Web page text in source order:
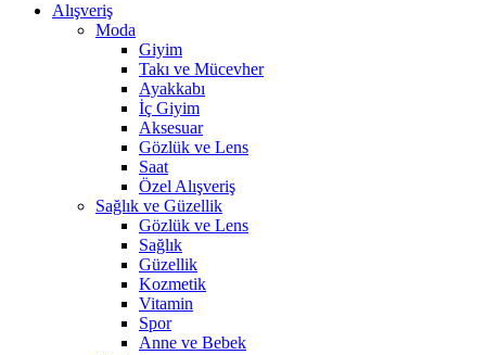
Alışveriş
Moda
Giyim
Takı ve Mücevher
Ayakkabı
İç Giyim
Aksesuar
Gözlük ve Lens
Saat
Özel Alışveriş
Sağlık ve Güzellik
Gözlük ve Lens
Sağlık
Güzellik
Kozmetik
Vitamin
Spor
Anne ve Bebek